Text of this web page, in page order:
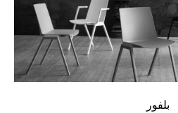
بلفور